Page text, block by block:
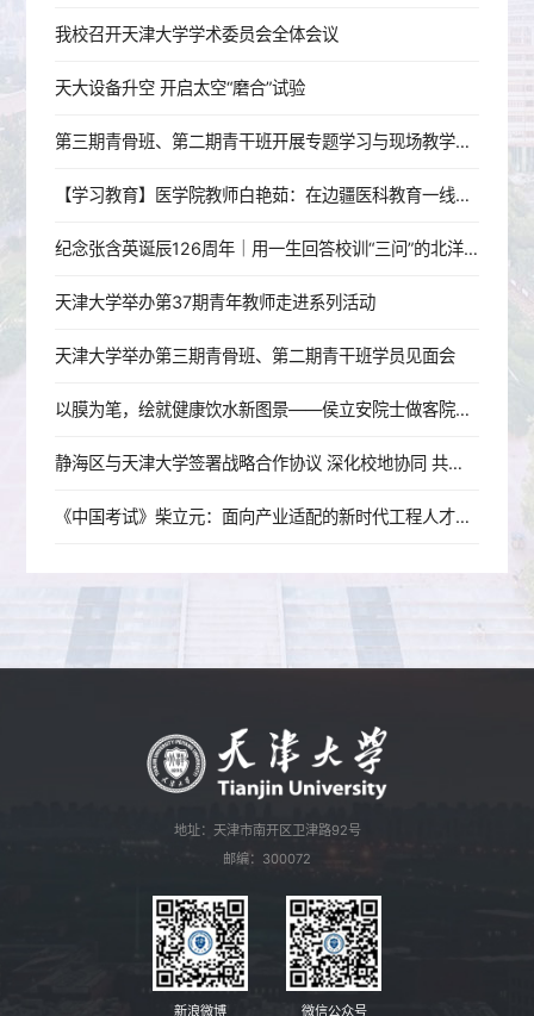
我校召开天津大学学术委员会全体会议
天大设备升空 开启太空“磨合”试验
第三期青骨班、第二期青干班开展专题学习与现场教学活动
【学习教育】医学院教师白艳茹：在边疆医科教育一线践行育人初心
纪念张含英诞辰126周年｜用一生回答校训“三问”的北洋老校长
天津大学举办第37期青年教师走进系列活动
天津大学举办第三期青骨班、第二期青干班学员见面会
以膜为笔，绘就健康饮水新图景——侯立安院士做客院士大讲堂
静海区与天津大学签署战略合作协议 深化校地协同 共启发展新篇
《中国考试》柴立元：面向产业适配的新时代工程人才培养改革探索——以天津大学为例
地址：天津市南开区卫津路92号
邮编：300072
新浪微博 微信公众号